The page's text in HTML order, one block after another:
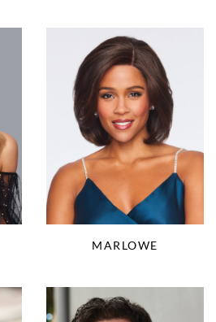
MARLOWE